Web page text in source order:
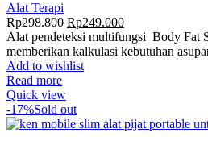
Alat Terapi
Rp298.800 Rp249.000
Alat pendeteksi multifungsi Body Fat
memberikan kalkulasi kebutuhan
Add to wishlist
Read more
Quick view
-17%Sold out